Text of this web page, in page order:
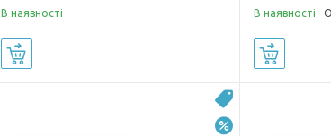
В наявності В наявності